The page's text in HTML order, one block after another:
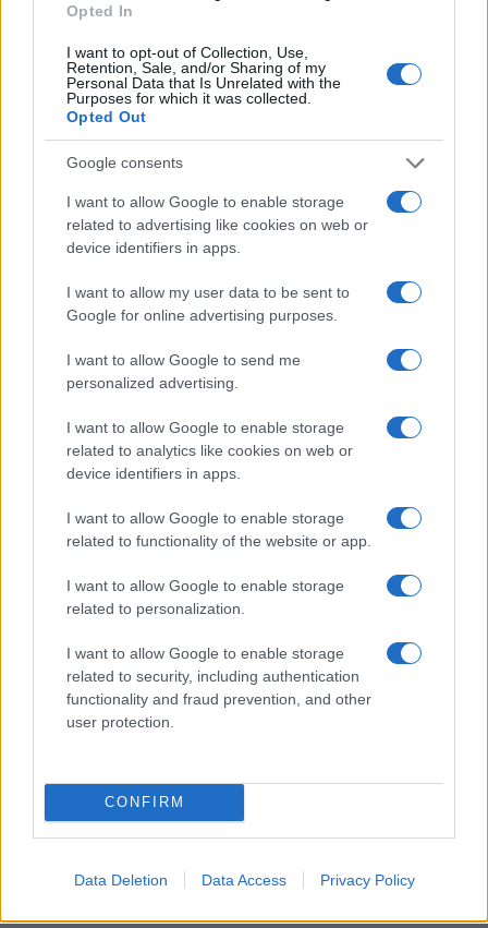
Opted In
I want to opt-out of Collection, Use,
Retention, Sale, and/or Sharing of my
Personal Data that Is Unrelated with the
Purposes for which it was collected.
Opted Out
Google consents
I want to allow Google to enable storage
related to advertising like cookies on web or
device identifiers in apps.
I want to allow my user data to be sent to
Google for online advertising purposes.
I want to allow Google to send me
personalized advertising.
I want to allow Google to enable storage
related to analytics like cookies on web or
device identifiers in apps.
I want to allow Google to enable storage
related to functionality of the website or app.
I want to allow Google to enable storage
related to personalization.
I want to allow Google to enable storage
related to security, including authentication
functionality and fraud prevention, and other
user protection.
CONFIRM
Data Deletion Data Access Privacy Policy
Richard Ratcliffe vasárnapi
nyilatkozata szerint feleségének
ügyét Irán kormányzati
sakkjátszmákhoz használja fel.
Lisa Nandy, a legnagyobb brit ellenzéki erő, a
Munkáspárt árnyékkormányának
külügyminiszter-jelöltje teljesen
elfogadhatatlan túszdiplomáciával vádolta
vasárnap az iráni hatóságokat.